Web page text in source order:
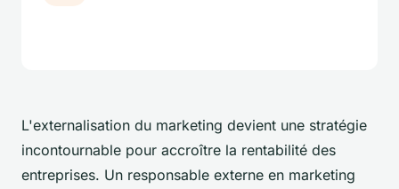
L'externalisation du marketing devient une stratégie
incontournable pour accroître la rentabilité des
entreprises. Un responsable externe en marketing